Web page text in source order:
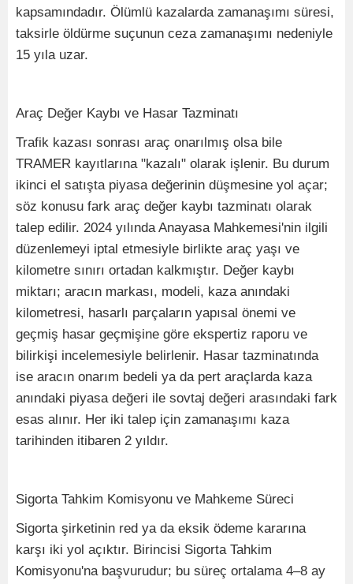
kapsamındadır. Ölümlü kazalarda zamanaşımı süresi,
taksirle öldürme suçunun ceza zamanaşımı nedeniyle
15 yıla uzar.
Araç Değer Kaybı ve Hasar Tazminatı
Trafik kazası sonrası araç onarılmış olsa bile
TRAMER kayıtlarına "kazalı" olarak işlenir. Bu durum
ikinci el satışta piyasa değerinin düşmesine yol açar;
söz konusu fark araç değer kaybı tazminatı olarak
talep edilir. 2024 yılında Anayasa Mahkemesi'nin ilgili
düzenlemeyi iptal etmesiyle birlikte araç yaşı ve
kilometre sınırı ortadan kalkmıştır. Değer kaybı
miktarı; aracın markası, modeli, kaza anındaki
kilometresi, hasarlı parçaların yapısal önemi ve
geçmiş hasar geçmişine göre ekspertiz raporu ve
bilirkişi incelemesiyle belirlenir. Hasar tazminatında
ise aracın onarım bedeli ya da pert araçlarda kaza
anındaki piyasa değeri ile sovtaj değeri arasındaki fark
esas alınır. Her iki talep için zamanaşımı kaza
tarihinden itibaren 2 yıldır.
Sigorta Tahkim Komisyonu ve Mahkeme Süreci
Sigorta şirketinin red ya da eksik ödeme kararına
karşı iki yol açıktır. Birincisi Sigorta Tahkim
Komisyonu'na başvurudur; bu süreç ortalama 4–8 ay